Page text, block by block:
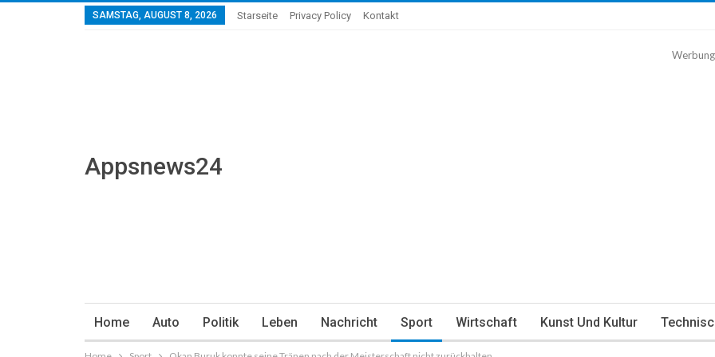
SAMSTAG, AUGUST 8, 2026 Starseite Privacy Policy Kontakt
Appsnews24
Werbung
Home Auto Politik Leben Nachricht Sport Wirtschaft Kunst Und Kultur